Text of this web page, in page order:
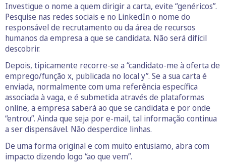
Investigue o nome a quem dirigir a carta, evite “genéricos”.
Pesquise nas redes sociais e no LinkedIn o nome do
responsável de recrutamento ou da área de recursos
humanos da empresa a que se candidata. Não será difícil
descobrir.
Depois, tipicamente recorre-se a “candidato-me à oferta de
emprego/função x, publicada no local y”. Se a sua carta é
enviada, normalmente com uma referência específica
associada à vaga, e é submetida através de plataformas
online, a empresa saberá ao que se candidata e por onde
“entrou”. Ainda que seja por e-mail, tal informação continua
a ser dispensável. Não desperdice linhas.
De uma forma original e com muito entusiamo, abra com
impacto dizendo logo “ao que vem”.